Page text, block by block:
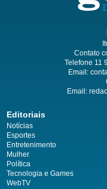
Contato
Telefone 11
Email:
Email:
Editoriais
Notícias
Esportes
Entretenimento
Mulher
Política
Tecnologia e Games
WebTV